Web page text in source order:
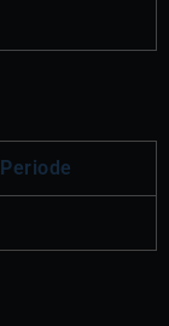
Periode